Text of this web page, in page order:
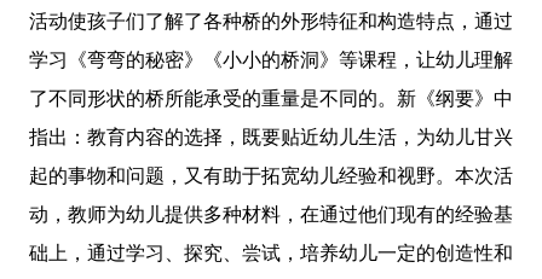
活动使孩子们了解了各种桥的外形特征和构造特点，通过
学习《弯弯的秘密》《小小的桥洞》等课程，让幼儿理解
了不同形状的桥所能承受的重量是不同的。新《纲要》中
指出：教育内容的选择，既要贴近幼儿生活，为幼儿甘兴
起的事物和问题，又有助于拓宽幼儿经验和视野。本次活
动，教师为幼儿提供多种材料，在通过他们现有的经验基
础上，通过学习、探究、尝试，培养幼儿一定的创造性和